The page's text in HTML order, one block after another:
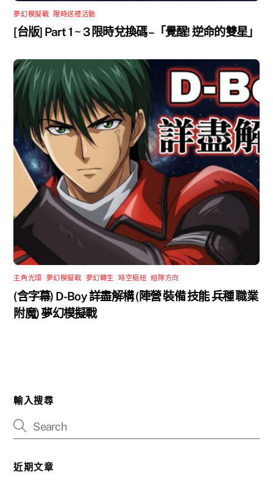
夢幻模擬戰 限時送禮活動
[台版] Part 1 ~ 3 限時兌換碼 –「覺醒! 逆命的雙星」
主角光環 夢幻模擬戰 夢幻轉生 時空樞紐 ,組隊方向
(含字幕) D-Boy 詳盡解構 (陣營 裝備 技能 兵種 職業
附魔) 夢幻模擬戰
輸入搜尋
近期文章